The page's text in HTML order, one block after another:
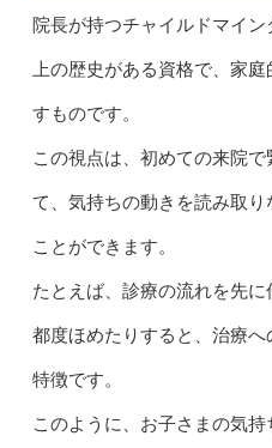
院長が持つチャイルドマイ
上の歴史がある資格で、家
すものです。
この視点は、初めての来院
て、気持ちの動きを読み取
ことができます。
たとえば、診療の流れを先
都度ほめたりすると、治療
特徴です。
このように、お子さまの気